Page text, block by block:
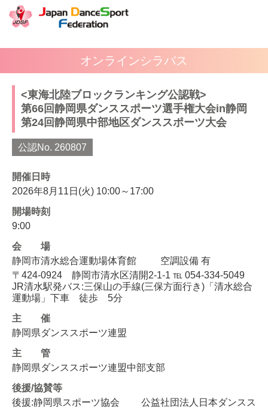
オンラインシラバス
<東海北陸ブロックランキング公認戦>
第66回静岡県ダンススポーツ選手権大会in静岡
第24回静岡県中部地区ダンススポーツ大会
公認No. 260807
開催日時
2026年8月11日(火) 10:00～17:00
開場時刻
9:00
会場
静岡市清水総合運動場体育館
空調設備 有
〒424-0924 静岡市清水区清開2-1-1 ℡ 054-334-5049
JR清水駅発バス:三保山の手線(三保方面行き)「清水総合
運動場」下車 徒歩 5分
主催
静岡県ダンススポーツ連盟
主管
静岡県ダンススポーツ連盟中部支部
後援/協賛等
後援:静岡県スポーツ協会 公益社団法人日本ダンスス